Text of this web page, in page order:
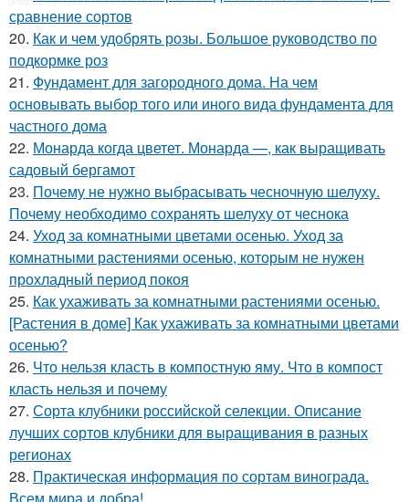
сравнение сортов
20. Как и чем удобрять розы. Большое руководство по
подкормке роз
21. Фундамент для загородного дома. На чем
основывать выбор того или иного вида фундамента для
частного дома
22. Монарда когда цветет. Монарда —, как выращивать
садовый бергамот
23. Почему не нужно выбрасывать чесночную шелуху.
Почему необходимо сохранять шелуху от чеснока
24. Уход за комнатными цветами осенью. Уход за
комнатными растениями осенью, которым не нужен
прохладный период покоя
25. Как ухаживать за комнатными растениями осенью.
[Растения в доме] Как ухаживать за комнатными цветами
осенью?
26. Что нельзя класть в компостную яму. Что в компост
класть нельзя и почему
27. Сорта клубники российской селекции. Описание
лучших сортов клубники для выращивания в разных
регионах
28. Практическая информация по сортам винограда.